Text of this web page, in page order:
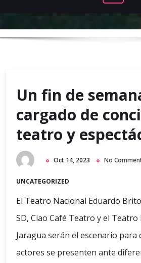
Un fin de
cargado de
teatro y
Oct 14, 2023 No
UNCATEGORIZED
El Teatro Nacional Eduardo
SD, Ciao Café Teatro y el Teatro
Jaragua serán el escenario para
actores se presenten ante